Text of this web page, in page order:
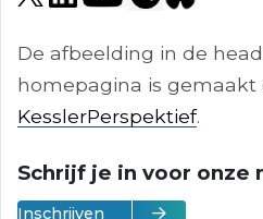
De afbeelding in de
homepagina is gemaakt
KesslerPerspektief.
Schrijf je in voor onze
Inschrijven